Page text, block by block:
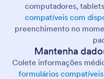
computadores,
compatíveis com
preenchimento no
Mantenha
Colete informações
formulários